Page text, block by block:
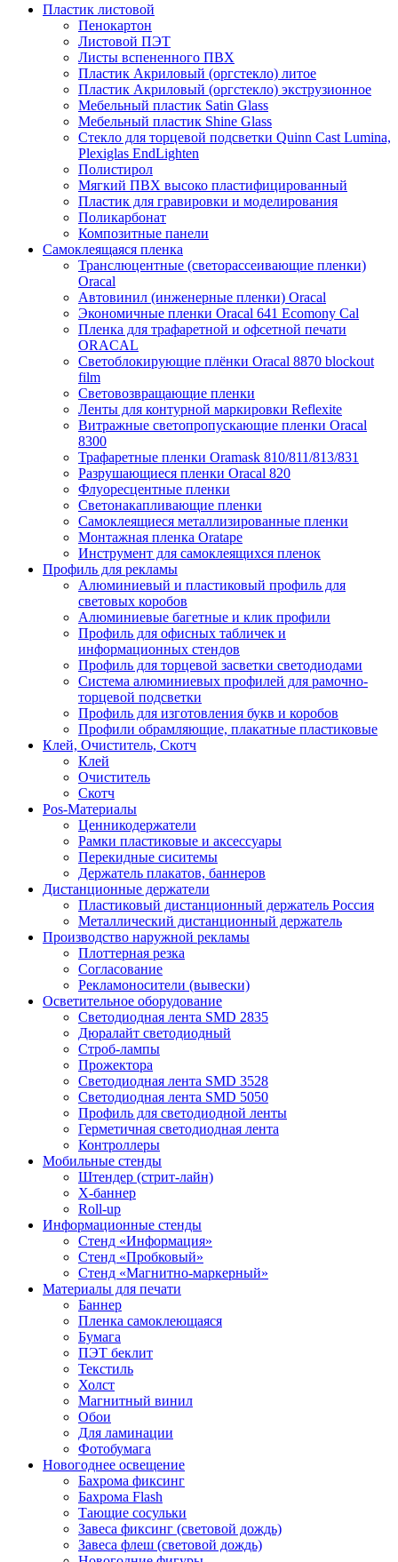
Пластик листовой
Пенокартон
Листовой ПЭТ
Листы вспененного ПВХ
Пластик Акриловый (оргстекло) литое
Пластик Акриловый (оргстекло) экструзионное
Мебельный пластик Satin Glass
Мебельный пластик Shine Glass
Стекло для торцевой подсветки Quinn Cast Lumina,
Plexiglas EndLighten
Полистирол
Мягкий ПВХ высоко пластифицированный
Пластик для гравировки и моделирования
Поликарбонат
Композитные панели
Самоклеящаяся пленка
Транслюцентные (светорассеивающие пленки)
Oracal
Автовинил (инженерные пленки) Oracal
Экономичные пленки Oracal 641 Ecomony Cal
Пленка для трафаретной и офсетной печати
ORACAL
Светоблокирующие плёнки Oracal 8870 blockout
film
Световозвращающие пленки
Ленты для контурной маркировки Reflexite
Витражные светопропускающие пленки Oracal
8300
Трафаретные пленки Oramask 810/811/813/831
Разрушающиеся пленки Oracal 820
Флуоресцентные пленки
Светонакапливающие пленки
Самоклеящиеся металлизированные пленки
Монтажная пленка Oratape
Инструмент для самоклеящихся пленок
Профиль для рекламы
Алюминиевый и пластиковый профиль для
световых коробов
Алюминиевые багетные и клик профили
Профиль для офисных табличек и
информационных стендов
Профиль для торцевой засветки светодиодами
Система алюминиевых профилей для рамочно-
торцевой подсветки
Профиль для изготовления букв и коробов
Профили обрамляющие, плакатные пластиковые
Клей, Очиститель, Скотч
Клей
Очиститель
Скотч
Pos-Материалы
Ценникодержатели
Рамки пластиковые и аксессуары
Перекидные сиситемы
Держатель плакатов, баннеров
Дистанционные держатели
Пластиковый дистанционный держатель Россия
Металлический дистанционный держатель
Производство наружной рекламы
Плоттерная резка
Согласование
Рекламоносители (вывески)
Осветительное оборудование
Светодиодная лента SMD 2835
Дюралайт светодиодный
Строб-лампы
Прожектора
Светодиодная лента SMD 3528
Светодиодная лента SMD 5050
Профиль для светодиодной ленты
Герметичная светодиодная лента
Контроллеры
Мобильные стенды
Штендер (стрит-лайн)
Х-баннер
Roll-up
Информационные стенды
Стенд «Информация»
Стенд «Пробковый»
Стенд «Магнитно-маркерный»
Материалы для печати
Баннер
Пленка самоклеющаяся
Бумага
ПЭТ беклит
Текстиль
Холст
Магнитный винил
Обои
Для ламинации
Фотобумага
Новогоднее освещение
Бахрома фиксинг
Бахрома Flash
Тающие сосульки
Завеса фиксинг (световой дождь)
Завеса флеш (световой дождь)